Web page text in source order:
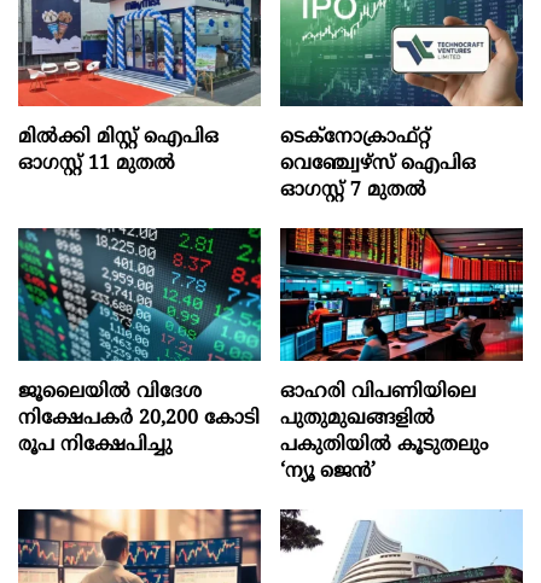
മില്‍ക്കി മിസ്റ്റ്‌ ഐപിഒ
ഓഗസ്റ്റ്‌ 11 മുതല്‍
ടെക്‌നോക്രാഫ്‌റ്റ്‌
വെഞ്ച്വേഴ്‌സ്‌ ഐപിഒ
ഓഗസ്റ്റ്‌ 7 മുതല്‍
ജൂലൈയില്‍ വിദേശ
നിക്ഷേപകര്‍ 20,200 കോടി
രൂപ നിക്ഷേപിച്ചു
ഓഹരി വിപണിയിലെ
പുതുമുഖങ്ങളിൽ
പകുതിയിൽ കൂടുതലും
‘ന്യൂ ജെൻ’